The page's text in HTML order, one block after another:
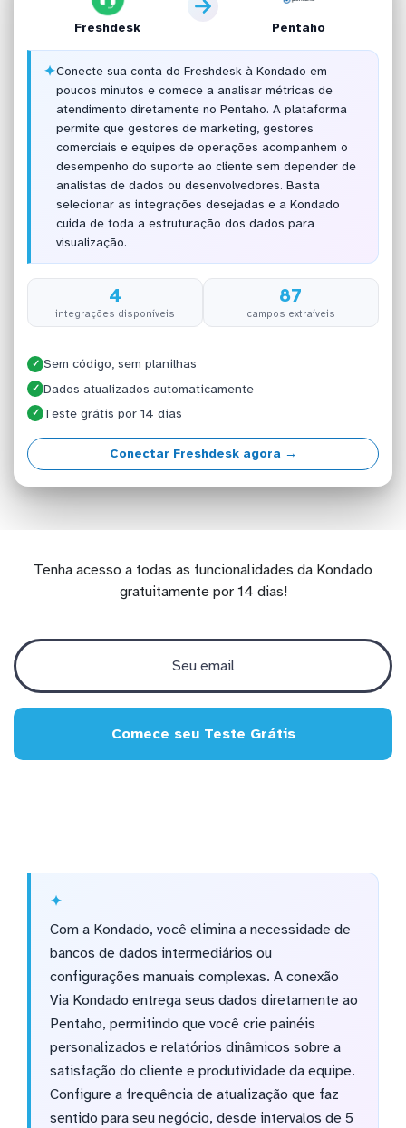
Freshdesk Pentaho
✦Conecte sua conta do Freshdesk à Kondado em
poucos minutos e comece a analisar métricas de
atendimento diretamente no Pentaho. A plataforma
permite que gestores de marketing, gestores
comerciais e equipes de operações acompanhem o
desempenho do suporte ao cliente sem depender de
analistas de dados ou desenvolvedores. Basta
selecionar as integrações desejadas e a Kondado
cuida de toda a estruturação dos dados para
visualização.
4
integrações disponíveis
87
campos extraíveis
✓ Sem código, sem planilhas
✓ Dados atualizados automaticamente
✓ Teste grátis por 14 dias
Conectar Freshdesk agora →
Tenha acesso a todas as funcionalidades da Kondado
gratuitamente por 14 dias!
Comece seu Teste Grátis
Com a Kondado, você elimina a necessidade de
bancos de dados intermediários ou
configurações manuais complexas. A conexão
Via Kondado entrega seus dados diretamente ao
Pentaho, permitindo que você crie painéis
personalizados e relatórios dinâmicos sobre a
satisfação do cliente e produtividade da equipe.
Configure a frequência de atualização que faz
sentido para seu negócio, desde intervalos de 5